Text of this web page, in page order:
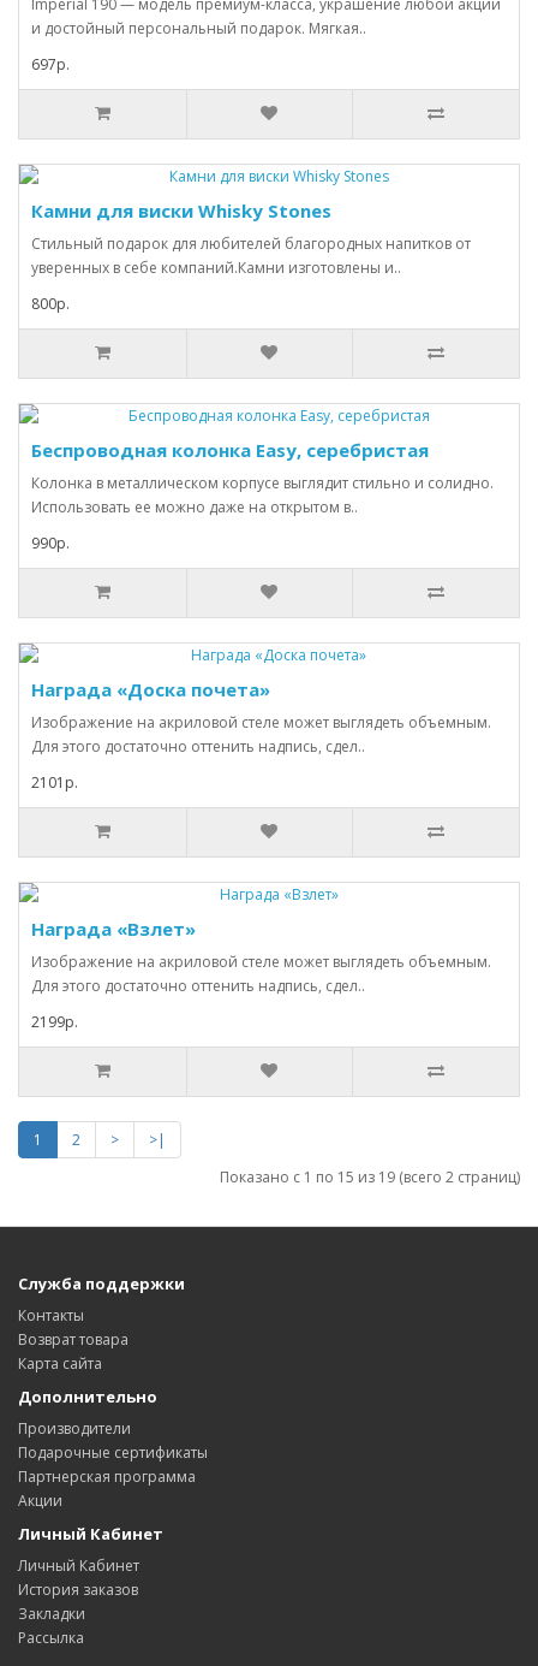
Imperial 190 — модель премиум-класса, украшение любой акции
и достойный персональный подарок. Мягкая..
697р.
Камни для виски Whisky Stones
Стильный подарок для любителей благородных напитков от
уверенных в себе компаний.Камни изготовлены и..
800р.
Беспроводная колонка Easy, серебристая
Колонка в металлическом корпусе выглядит стильно и солидно.
Использовать ее можно даже на открытом в..
990р.
Награда «Доска почета»
Изображение на акриловой стеле может выглядеть объемным.
Для этого достаточно оттенить надпись, сдел..
2101р.
Награда «Взлет»
Изображение на акриловой стеле может выглядеть объемным.
Для этого достаточно оттенить надпись, сдел..
2199р.
1 2 >
>|
Показано с 1 по 15 из 19 (всего 2 страниц)
Служба поддержки
Контакты
Возврат товара
Карта сайта
Дополнительно
Производители
Подарочные сертификаты
Партнерская программа
Акции
Личный Кабинет
Личный Кабинет
История заказов
Закладки
Рассылка